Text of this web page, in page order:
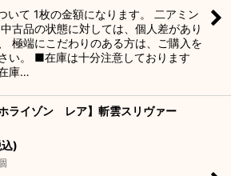
いて 1枚の金額になります。 二アミン
中古品の状態に対しては、個人差があり
極端にこだわりのある方は、ご購入を
い。 ■在庫は十分注意しております
庫…
ホライゾン レア】斬雲スリヴァー
)